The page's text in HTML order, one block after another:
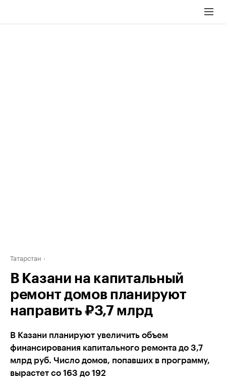
Татарстан
В Казани на капитальный
ремонт домов планируют
направить ₽3,7 млрд
В Казани планируют увеличить объем
финансирования капитального ремонта до 3,7
млрд руб. Число домов, попавших в программу,
вырастет со 163 до 192